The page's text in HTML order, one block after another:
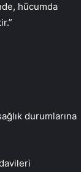
hücumda
durumlarına